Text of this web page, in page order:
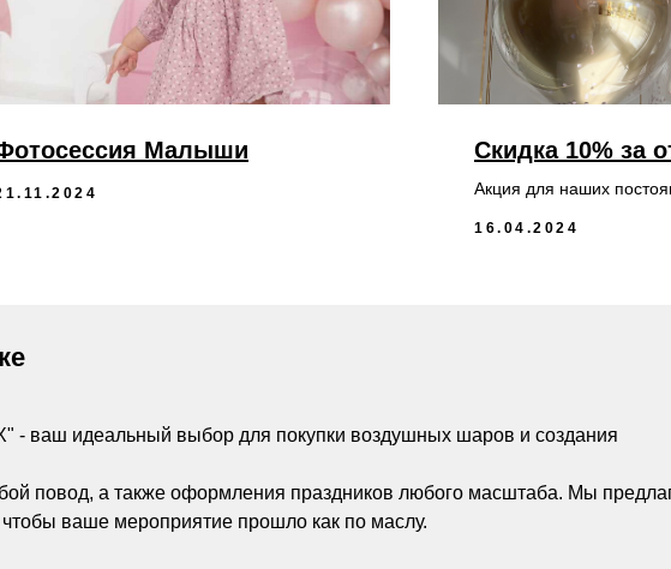
Малыши Скидка 10% за
Акция для наших
16.04.2024
ваш идеальный выбор для покупки воздушных шаров и создания
повод, а также оформления праздников любого масштаба. Мы
ваше мероприятие прошло как по маслу.